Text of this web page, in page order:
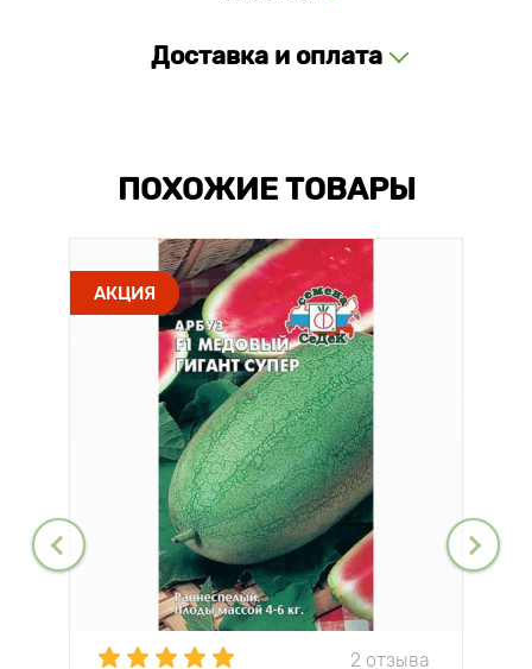
Доставка и оплата
ПОХОЖИЕ ТОВАРЫ
АКЦИЯ
2 отзыва